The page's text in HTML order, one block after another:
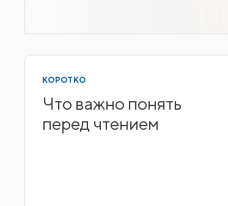
КОРОТКО
Что важно понять
перед чтением